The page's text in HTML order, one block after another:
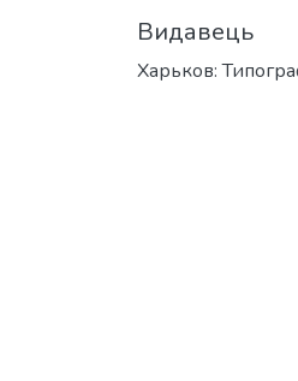
Видавець
Харьков: